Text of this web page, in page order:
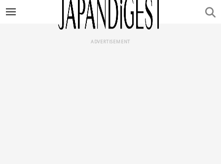
ADVERTISEMENT